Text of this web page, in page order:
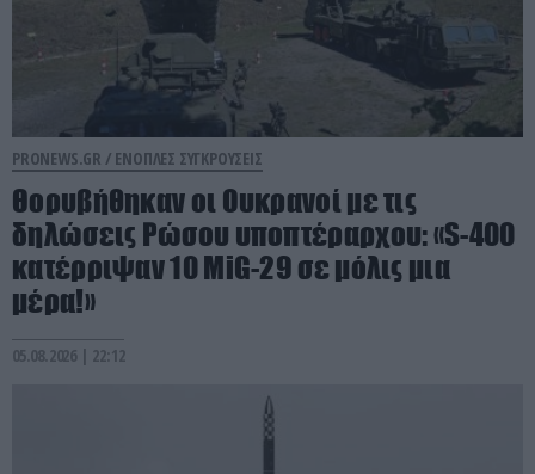
PRONEWS.GR / ΕΝΟΠΛΕΣ ΣΥΓΚΡΟΥΣΕΙΣ
Θορυβήθηκαν οι Ουκρανοί με τις
δηλώσεις Ρώσου υποπτέραρχου: «S-400
κατέρριψαν 10 MiG-29 σε μόλις μια
μέρα!»
05.08.2026 | 22:12